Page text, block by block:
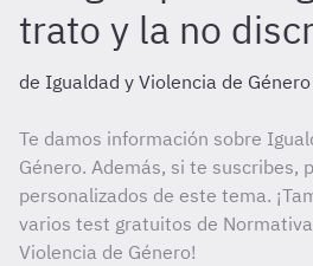
trato y la no
de Igualdad y Violencia de Género
Te damos información sobre
Género. Además, si te suscribes,
personalizados de este tema.
varios test gratuitos de
Violencia de Género!